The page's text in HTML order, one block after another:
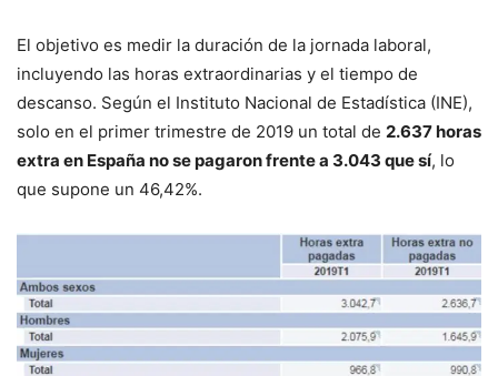
El objetivo es medir la duración de la jornada laboral,
incluyendo las horas extraordinarias y el tiempo de
descanso. Según el Instituto Nacional de Estadística (INE),
solo en el primer trimestre de 2019 un total de 2.637 horas
extra en España no se pagaron frente a 3.043 que sí, lo
que supone un 46,42%.